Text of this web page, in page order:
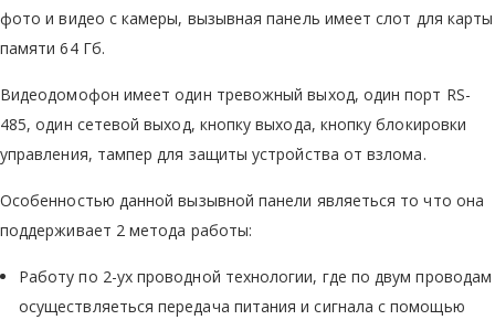
фото и видео с камеры, вызывная панель имеет слот для карты
памяти 64 Гб.
Видеодомофон имеет один тревожный выход, один порт RS-
485, один сетевой выход, кнопку выхода, кнопку блокировки
управления, тампер для защиты устройства от взлома.
Особенностью данной вызывной панели являеться то что она
поддерживает 2 метода работы:
Работу по 2-ух проводной технологии, где по двум проводам
осуществляеться передача питания и cигнала с помощью